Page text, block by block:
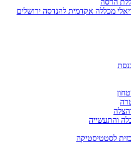
הדסה
מכללה אקדמית להנדסה ירושלים
והתעשייה
לסטטיסטיקה